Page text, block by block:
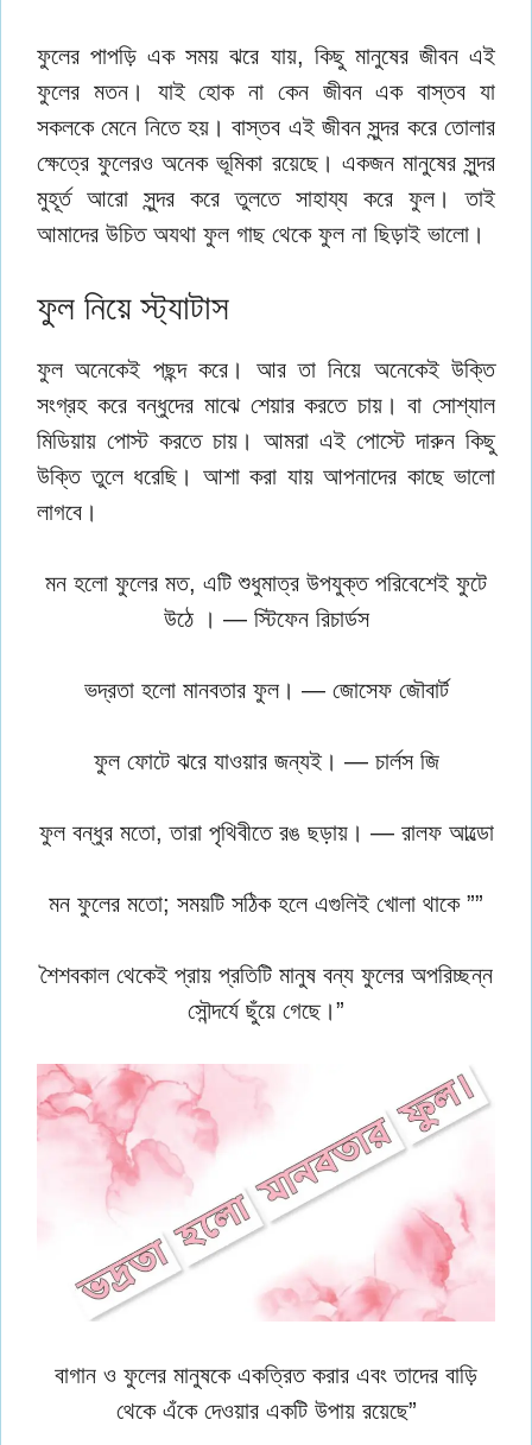
ফুলের পাপড়ি এক সময় ঝরে যায়, কিছু মানুষের জীবন এই
ফুলের মতন। যাই হোক না কেন জীবন এক বাস্তব যা
সকলকে মেনে নিতে হয়। বাস্তব এই জীবন সুন্দর করে তোলার
ক্ষেত্রে ফুলেরও অনেক ভূমিকা রয়েছে। একজন মানুষের সুন্দর
মুহূর্ত আরো সুন্দর করে তুলতে সাহায্য করে ফুল। তাই
আমাদের উচিত অযথা ফুল গাছ থেকে ফুল না ছিড়াই ভালো।
ফুল নিয়ে স্ট্যাটাস
ফুল অনেকেই পছন্দ করে। আর তা নিয়ে অনেকেই উক্তি
সংগ্রহ করে বন্ধুদের মাঝে শেয়ার করতে চায়। বা সোশ্যাল
মিডিয়ায় পোস্ট করতে চায়। আমরা এই পোস্টে দারুন কিছু
উক্তি তুলে ধরেছি। আশা করা যায় আপনাদের কাছে ভালো
লাগবে।
মন হলো ফুলের মত, এটি শুধুমাত্র উপযুক্ত পরিবেশেই ফুটে
উঠে । — স্টিফেন রিচার্ডস
ভদ্রতা হলো মানবতার ফুল। — জোসেফ জৌবার্ট
ফুল ফোটে ঝরে যাওয়ার জন্যই। — চার্লস জি
ফুল বন্ধুর মতো, তারা পৃথিবীতে রঙ ছড়ায়। — রালফ আল্ডো
মন ফুলের মতো; সময়টি সঠিক হলে এগুলিই খোলা থাকে ””
শৈশবকাল থেকেই প্রায় প্রতিটি মানুষ বন্য ফুলের অপরিচ্ছন্ন
সৌন্দর্যে ছুঁয়ে গেছে।”
বাগান ও ফুলের মানুষকে একত্রিত করার এবং তাদের বাড়ি
থেকে এঁকে দেওয়ার একটি উপায় রয়েছে”